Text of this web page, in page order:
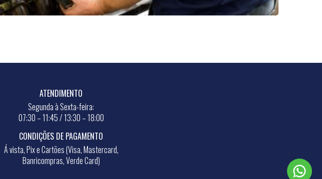
ATENDIMENTO
Segunda à Sexta-feira:
07:30 – 11:45 / 13:30 – 18:00
CONDIÇÕES DE PAGAMENTO
Á vista, Pix e Cartões (Visa, Mastercard,
Banricompras, Verde Card)